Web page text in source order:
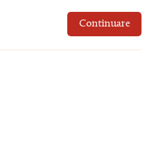
Continuare